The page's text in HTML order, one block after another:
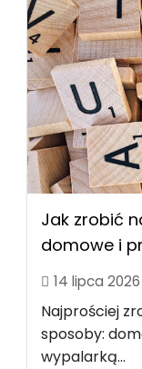
Jak zrobić
domowe i
14 lipca 2026
Najprościej
sposoby:
wypalarką...